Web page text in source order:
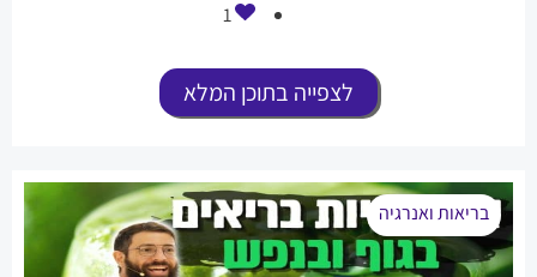
1
לצפייה בתוכן המלא
בריאות ואנרגיה